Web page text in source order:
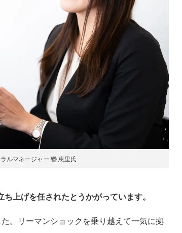
ルマネージャー 轡 恵里氏
上げを任されたとうかがっています。
。リーマンショックを乗り越えて一気に拠